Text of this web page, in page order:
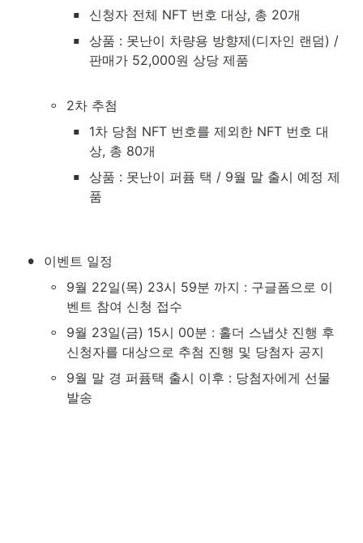
▪ 신청자 전체 NFT 번호 대상, 총 20개
▪
상품 : 못난이 차량용 방향제(디자인 랜덤) /
판매가 52,000원 상당 제품
◦ 2차 추첨
▪
1차 당첨 NFT 번호를 제외한 NFT 번호 대
상, 총 80개
▪
상품 : 못난이 퍼퓸 택 / 9월 말 출시 예정 제
품
• 이벤트 일정
◦
9월 22일(목) 23시 59분 까지 : 구글폼으로 이
벤트 참여 신청 접수
◦
9월 23일(금) 15시 00분 : 홀더 스냅샷 진행 후
신청자를 대상으로 추첨 진행 및 당첨자 공지
◦
9월 말 경 퍼퓸택 출시 이후 : 당첨자에게 선물
발송